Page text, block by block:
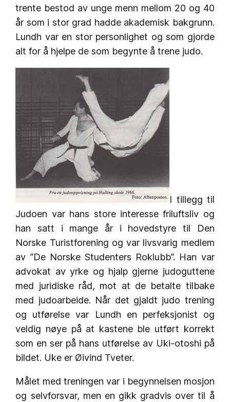
trente bestod av unge menn mellom 20 og 40
år som i stor grad hadde akademisk bakgrunn.
Lundh var en stor personlighet og som gjorde
alt for å hjelpe de som begynte å trene judo.
I tillegg til
Judoen var hans store interesse friluftsliv og
han satt i mange år i hovedstyre til Den
Norske Turistforening og var livsvarig medlem
av ”De Norske Studenters Roklubb”. Han var
advokat av yrke og hjalp gjerne judoguttene
med juridiske råd, mot at de betalte tilbake
med judoarbeide. Når det gjaldt judo trening
og utførelse var Lundh en perfeksjonist og
veldig nøye på at kastene ble utført korrekt
som en ser på hans utførelse av Uki-otoshi på
bildet. Uke er Øivind Tveter.
Målet med treningen var i begynnelsen mosjon
og selvforsvar, men en gikk gradvis over til å